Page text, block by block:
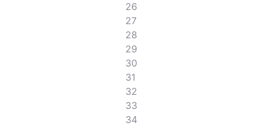
26
27
28
29
30
31
32
33
34